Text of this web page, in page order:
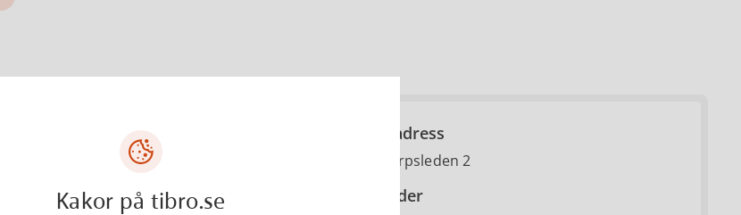
Besöksadress
Häggetorpsleden 2
Öppettider
Kakor på tibro.se